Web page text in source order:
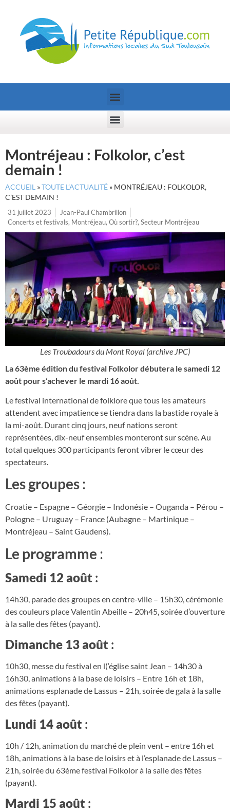
Montréjeau : Folkolor, c’est
demain !
ACCUEIL »TOUTE L’ACTUALITÉ » MONTRÉJEAU : FOLKOLOR,
C’EST DEMAIN !
31 juillet 2023
Jean-Paul Chambrillon
Concerts et festivals, Montréjeau, Où sortir?, Secteur Montréjeau
Les Troubadours du Mont Royal (archive JPC)
La 63ème édition du festival Folkolor débutera le samedi 12
août pour s’achever le mardi 16 août.
Le festival international de folklore que tous les amateurs
attendent avec impatience se tiendra dans la bastide royale à
la mi-août. Durant cinq jours, neuf nations seront
représentées, dix-neuf ensembles monteront sur scène. Au
total quelques 300 participants feront vibrer le cœur des
spectateurs.
Les groupes :
Croatie – Espagne – Géorgie – Indonésie – Ouganda – Pérou –
Pologne – Uruguay – France (Aubagne – Martinique –
Montréjeau – Saint Gaudens).
Le programme :
Samedi 12 août :
14h30, parade des groupes en centre-ville – 15h30, cérémonie
des couleurs place Valentin Abeille – 20h45, soirée d’ouverture
à la salle des fêtes (payant).
Dimanche 13 août :
10h30, messe du festival en l(‘église saint Jean – 14h30 à
16h30, animations à la base de loisirs – Entre 16h et 18h,
animations esplanade de Lassus – 21h, soirée de gala à la salle
des fêtes (payant).
Lundi 14 août :
10h / 12h, animation du marché de plein vent – entre 16h et
18h, animations à la base de loisirs et à l’esplanade de Lassus –
21h, soirée du 63ème festival Folkolor à la salle des fêtes
(payant).
Mardi 15 août :